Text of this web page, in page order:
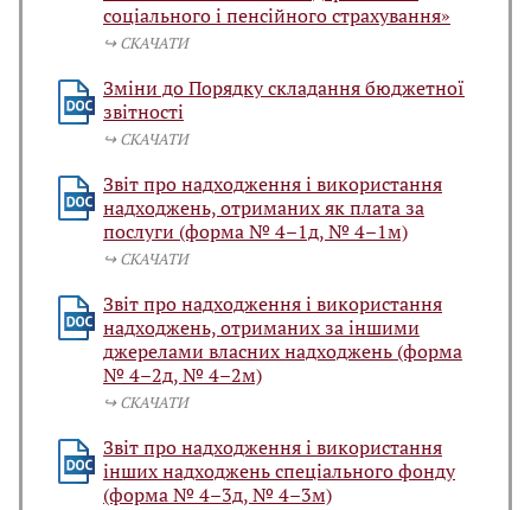
соціального і пенсійного страхування»
↪️ СКАЧАТИ
Зміни до Порядку складання бюджетної
звітності
↪️ СКАЧАТИ
Звіт про надходження і використання
надходжень, отриманих як плата за
послуги (форма № 4–1д, № 4–1м)
↪️ СКАЧАТИ
Звіт про надходження і використання
надходжень, отриманих за іншими
джерелами власних надходжень (форма
№ 4–2д, № 4–2м)
↪️ СКАЧАТИ
Звіт про надходження і використання
інших надходжень спеціального фонду
(форма № 4–3д, № 4–3м)